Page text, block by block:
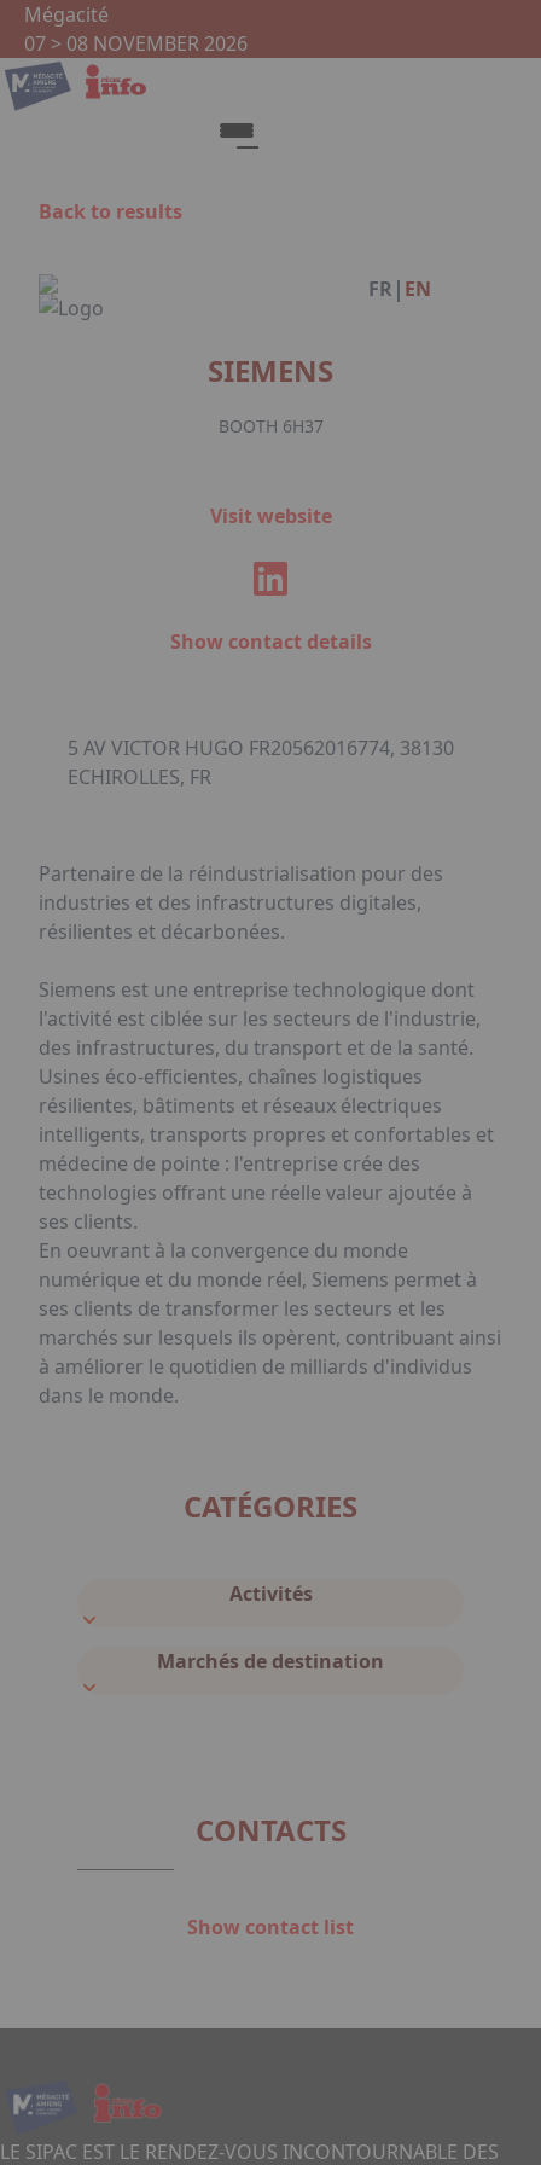
Skip to main content
Mégacité
07 > 08 NOVEMBER 2026
FR | EN
Back to results
SIEMENS
BOOTH 6H37
Visit website
Show contact details
5 AV VICTOR HUGO FR20562016774, 38130
ECHIROLLES, FR
Partenaire de la réindustrialisation pour des
industries et des infrastructures digitales,
résilientes et décarbonées.
Siemens est une entreprise technologique dont
l'activité est ciblée sur les secteurs de l'industrie,
des infrastructures, du transport et de la santé.
Usines éco-efficientes, chaînes logistiques
résilientes, bâtiments et réseaux électriques
intelligents, transports propres et confortables et
médecine de pointe : l'entreprise crée des
technologies offrant une réelle valeur ajoutée à
ses clients.
En oeuvrant à la convergence du monde
numérique et du monde réel, Siemens permet à
ses clients de transformer les secteurs et les
marchés sur lesquels ils opèrent, contribuant ainsi
à améliorer le quotidien de milliards d'individus
dans le monde.
CATÉGORIES
Activités
Marchés de destination
CONTACTS
Show contact list
LE SIPAC EST LE RENDEZ-VOUS INCONTOURNABLE DES
Cookies management panel